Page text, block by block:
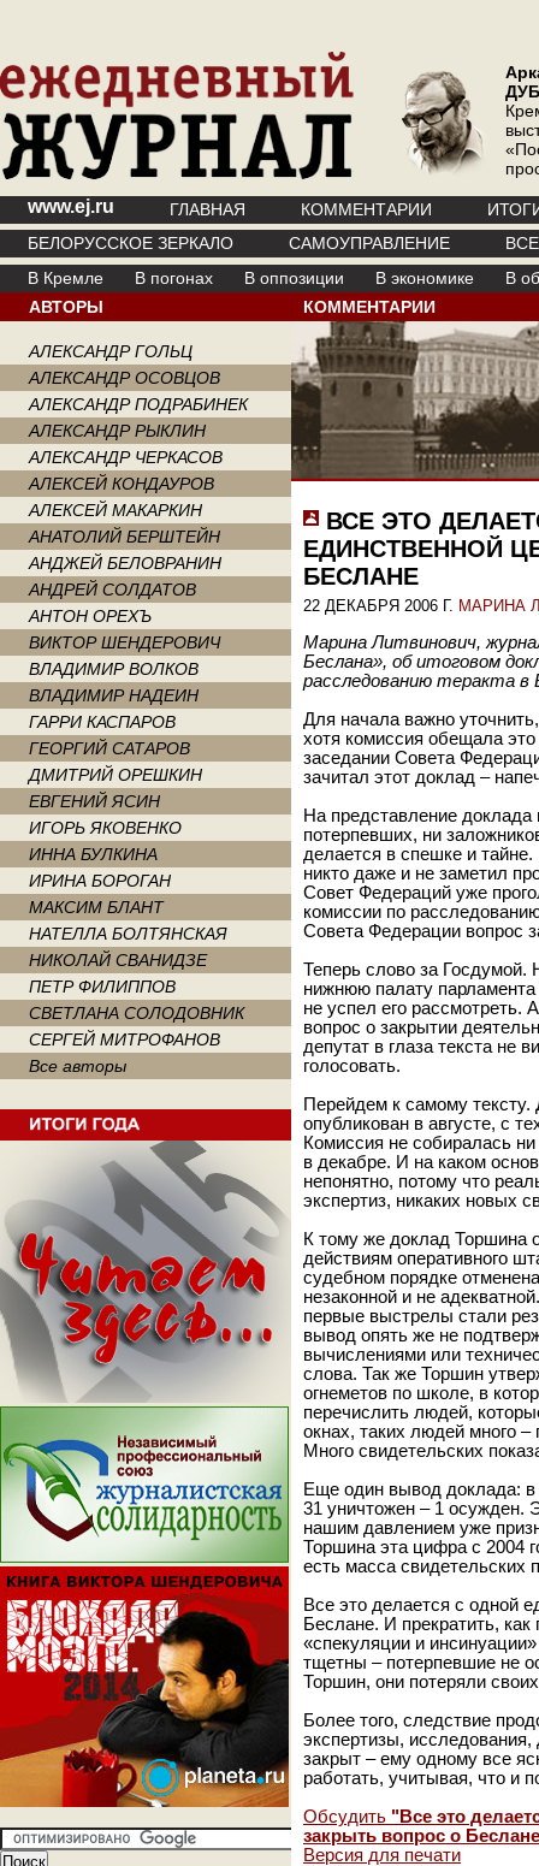
www.ej.ru ГЛАВНАЯ КОММЕНТАРИИ
БЕЛОРУССКОЕ ЗЕРКАЛО
САМОУПРАВЛЕНИЕ
В Кремле
В погонах В оппозиции В экономике
В
АВТОРЫ
АЛЕКСАНДР ГОЛЬЦ
АЛЕКСАНДР ОСОВЦОВ
АЛЕКСАНДР ПОДРАБИНЕК
АЛЕКСАНДР РЫКЛИН
АЛЕКСАНДР ЧЕРКАСОВ
АЛЕКСЕЙ КОНДАУРОВ
АЛЕКСЕЙ МАКАРКИН
АНАТОЛИЙ БЕРШТЕЙН
АНДЖЕЙ БЕЛОВРАНИН
АНДРЕЙ СОЛДАТОВ
АНТОН ОРЕХЪ
ВИКТОР ШЕНДЕРОВИЧ
ВЛАДИМИР ВОЛКОВ
ВЛАДИМИР НАДЕИН
ГАРРИ КАСПАРОВ
ГЕОРГИЙ САТАРОВ
ДМИТРИЙ ОРЕШКИН
ЕВГЕНИЙ ЯСИН
ИГОРЬ ЯКОВЕНКО
ИННА БУЛКИНА
ИРИНА БОРОГАН
МАКСИМ БЛАНТ
НАТЕЛЛА БОЛТЯНСКАЯ
НИКОЛАЙ СВАНИДЗЕ
ПЕТР ФИЛИППОВ
СВЕТЛАНА СОЛОДОВНИК
СЕРГЕЙ МИТРОФАНОВ
Все авторы
КОММЕНТАРИИ
ВСЕ ЭТО
ЕДИНСТВЕННОЙ
БЕСЛАНЕ
22 ДЕКАБРЯ 2006 Г. МАРИНА
Марина Литвинович,
Беслана», об итоговом
расследованию теракта в
Для начала важно
хотя комиссия обещала
заседании Совета
зачитал этот доклад –
На представление доклада
потерпевших, ни
делается в спешке и
никто даже и не заметил
Совет Федераций уже
комиссии по
Совета Федерации вопрос
Теперь слово за Госдумой.
нижнюю палату
не успел его рассмотреть.
вопрос о закрытии
депутат в глаза текста не
голосовать.
Перейдем к самому
опубликован в августе, с
Комиссия не собиралась
в декабре. И на каком
непонятно, потому что
экспертиз, никаких новых
К тому же доклад Торшина
действиям оперативного
судебном порядке
незаконной и не
первые выстрелы стали
вывод опять же не
вычислениями или
слова. Так же Торшин
огнеметов по школе, в
перечислить людей,
окнах, таких людей много
Много свидетельских
Еще один вывод доклада: в
31 уничтожен – 1 осужден.
нашим давлением уже
Торшина эта цифра с 2004
есть масса свидетельских
Все это делается с одной
Беслане. И прекратить, как
«спекуляции и
тщетны – потерпевшие не
Торшин, они потеряли
Более того, следствие
экспертизы,
закрыт – ему одному все
работать, учитывая, что и
Обсудить "Все это
закрыть вопрос о
Версия для печати